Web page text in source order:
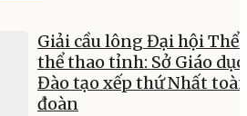
Giải cầu lông Đại hội Thể
thể thao tỉnh: Sở Giáo dục
Đào tạo xếp thứ Nhất
đoàn